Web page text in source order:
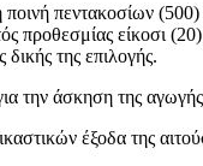
ποινή πεντακοσίων
προθεσμίας είκοσι
της επιλογής.
την άσκηση της
έξοδα της